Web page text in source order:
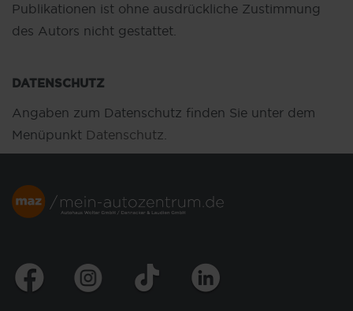
Publikationen ist ohne ausdrückliche Zustimmung
des Autors nicht gestattet.
DATENSCHUTZ
Angaben zum Datenschutz finden Sie unter dem
Menüpunkt Datenschutz.